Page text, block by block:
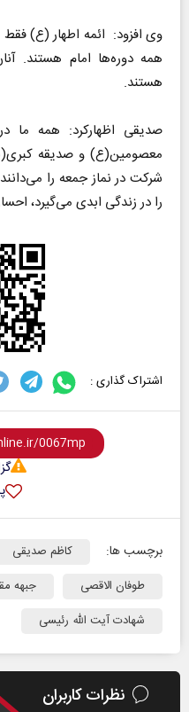
وی افزود: ائمه اطهار (ع) فقط
همه دوره‌ها امام هستند.
هستند.
صدیقی اظهارکرد: همه ما
معصومین(ع) و صدیقه
شرکت در نماز جمعه را
را در زندگی ابدی می‌گیرد،
اشتراک گذاری :
برچسب ها: کاظم صدیقی
طوفان الاقصی
جبهه
شهادت آیت الله رئیسی
نظرات کاربران